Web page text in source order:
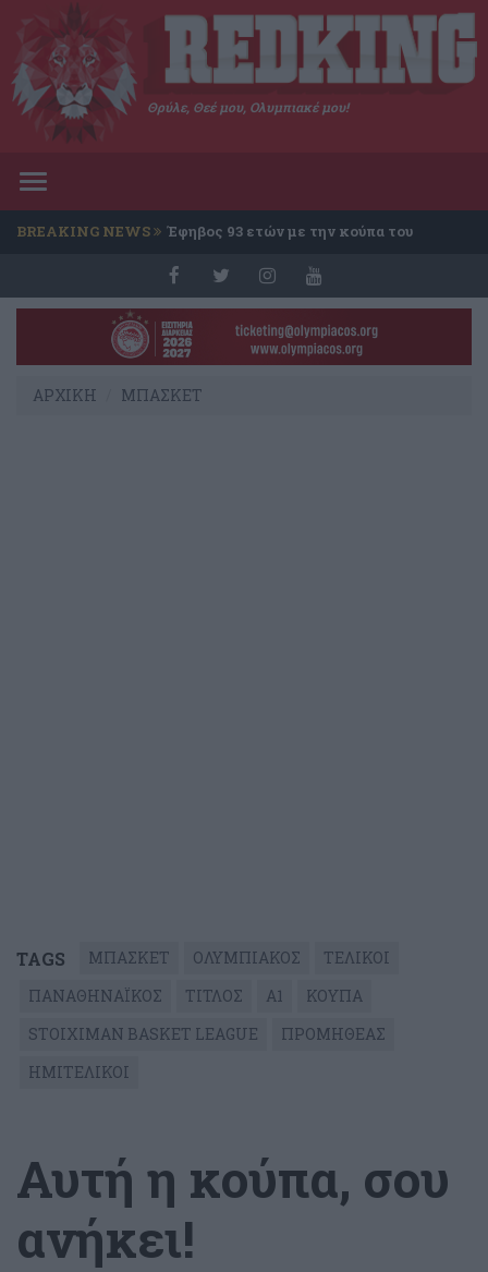
Θρύλε, Θεέ μου, Ολυμπιακέ μου!
Toggle
BREAKING NEWS Έφηβος 93 ετών με την κούπα του
ΑΡΧΙΚΗ ΜΠΑΣΚΕΤ
TAGS ΜΠΑΣΚΕΤ ΟΛΥΜΠΙΑΚΟΣ
ΤΕΛΙΚΟΙ
ΠΑΝΑΘΗΝΑΪΚΟΣ
ΤΙΤΛΟΣ Α1
ΚΟΥΠΑ
STOIXIMAN BASKET LEAGUE
ΠΡΟΜΗΘΕΑΣ
ΗΜΙΤΕΛΙΚΟΙ
Αυτή η κούπα, σου
ανήκει!